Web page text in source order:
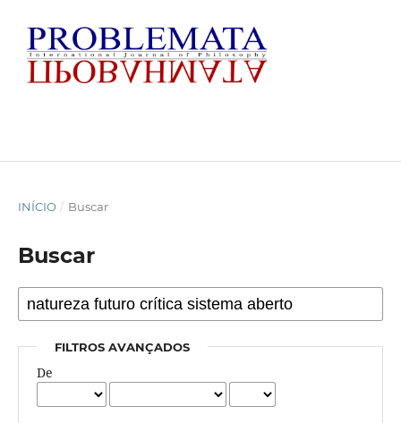
INÍCIO / Buscar
Buscar
FILTROS AVANÇADOS
De